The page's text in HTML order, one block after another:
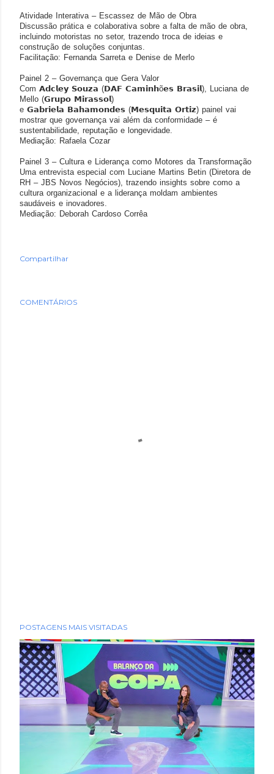
Atividade Interativa – Escassez de Mão de Obra
Discussão prática e colaborativa sobre a falta de mão de obra,
incluindo motoristas no setor, trazendo troca de ideias e
construção de soluções conjuntas.
Facilitação: Fernanda Sarreta e Denise de Merlo
Painel 2 – Governança que Gera Valor
Com 𝗔𝗱𝗰𝗹𝗲𝘆 𝗦𝗼𝘂𝘇𝗮 (𝗗𝗔𝗙 𝗖𝗮𝗺𝗶𝗻𝗵õ𝗲𝘀 𝗕𝗿𝗮𝘀𝗶𝗹), Luciana de
Mello (𝗚𝗿𝘂𝗽𝗼 𝗠𝗶𝗿𝗮𝘀𝘀𝗼𝗹)
e 𝗚𝗮𝗯𝗿𝗶𝗲𝗹𝗮 𝗕𝗮𝗵𝗮𝗺𝗼𝗻𝗱𝗲𝘀 (𝗠𝗲𝘀𝗾𝘂𝗶𝘁𝗮 𝗢𝗿𝘁𝗶𝘇) painel vai
mostrar que governança vai além da conformidade – é
sustentabilidade, reputação e longevidade.
Mediação: Rafaela Cozar
Painel 3 – Cultura e Liderança como Motores da Transformação
Uma entrevista especial com Luciane Martins Betin (Diretora de
RH – JBS Novos Negócios), trazendo insights sobre como a
cultura organizacional e a liderança moldam ambientes
saudáveis e inovadores.
Mediação: Deborah Cardoso Corrêa
Compartilhar
COMENTÁRIOS
POSTAGENS MAIS VISITADAS